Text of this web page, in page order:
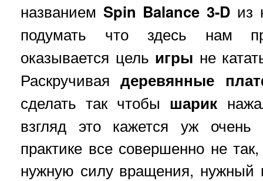
названием Spin Balance 3-D из
подумать что здесь нам
оказывается цель игры не
Раскручиваядеревянные
сделать так чтобы шарик
взгляд это кажется уж
практике все совершенно не
нужную силу вращения, нужный